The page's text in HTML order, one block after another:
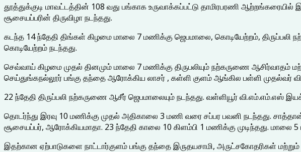
தூத்துக்குடி மாவட்டத்தின் 108 வது பங்காக உருவாக்கப்பட்டு தாமிரபரணி
சூசையப்பரின் திருவிழா நடந்தது.
கடந்த 14 ந்தேதி திங்கள் கிழமை மாலை 7 மணிக்கு ஜெபமாலை, கொடியேற்றம்,
கொடியேற்றம் நடந்தது.
செவ்வாய் கிழமை முதல் தினமும் மாலை 7 மணிக்கு திருபலியும் நற்கருணை ஆசிர்வாதம்
செய்துங்கநல்லூர் பங்கு தந்தை ஆரோக்கிய லாசர் , கள்ளி குளம் ஆங்கில பள்ளி முதல்வர்
22 ந்தேதி திருப்பலி நற்கருணை ஆசீர் ஜெபமாலையும் நடந்தது. வள்ளியூர்
தொடர்ந்து இரவு 10 மணிக்கு முதல் அதிகாலை 3 மணி வரை சப்பர பவனி நடந்தது.
சூசையப்பர், ஆரோக்கியமாதா. 23 ந்தேதி காலை 10 கிளம்பி 1 மணிக்கு முடிந்தது. மாலை
இதற்கான ஏற்பாடுகளை நாட்டார்குளம் பங்கு தந்தை இருதயசாமி, அருட்சகோதரிகள் மற்றும்